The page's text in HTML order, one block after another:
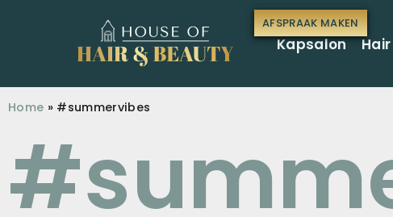
AFSPRAAK MAKEN
Kapsalon
AFSPRAAK MAKEN
Home » #summervibes